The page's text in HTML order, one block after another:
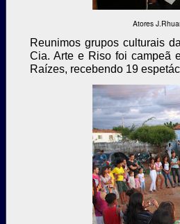
Atores
Reunimos grupos culturais
Cia. Arte e Riso foi campeã
Raízes, recebendo 19